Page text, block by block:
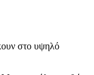
στο υψηλό